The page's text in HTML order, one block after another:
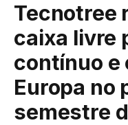
Tecnotree
caixa livre
contínuo e
Europa no
semestre